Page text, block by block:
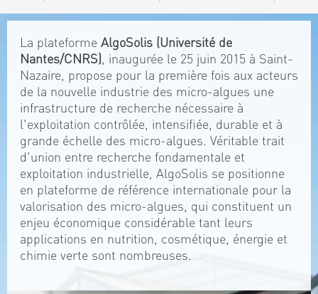
La plateforme AlgoSolis (Université de
Nantes/CNRS), inaugurée le 25 juin 2015 à Saint-
Nazaire, propose pour la première fois aux acteurs
de la nouvelle industrie des micro-algues une
infrastructure de recherche nécessaire à
l'exploitation contrôlée, intensifiée, durable et à
grande échelle des micro-algues. Véritable trait
d'union entre recherche fondamentale et
exploitation industrielle, AlgoSolis se positionne
en plateforme de référence internationale pour la
valorisation des micro-algues, qui constituent un
enjeu économique considérable tant leurs
applications en nutrition, cosmétique, énergie et
chimie verte sont nombreuses.